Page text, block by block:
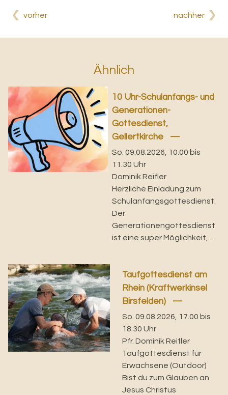
vorher nachher
Ähnlich
10 Uhr-Schulanfangs- und
Generationen-
Gottesdienst,
Gellertkirche
So. 09.08.2026, 10.00 bis
11.30 Uhr
Dominik Reifler
Herzliche Einladung zum
Schulanfangsgottesdienst.
Der
Generationengottesdienst
ist eine super Möglichkeit,...
Taufgottesdienst am
Rhein (Kraftwerkinsel
Birsfelden)
So. 09.08.2026, 17.00 bis
18.30 Uhr
Pfr. Dominik Reifler
Taufgottesdienst für
Erwachsene (Outdoor)
Bist du zum Glauben an
Jesus Christus